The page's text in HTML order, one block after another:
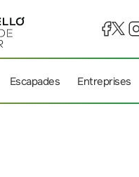
Escapades Entreprises